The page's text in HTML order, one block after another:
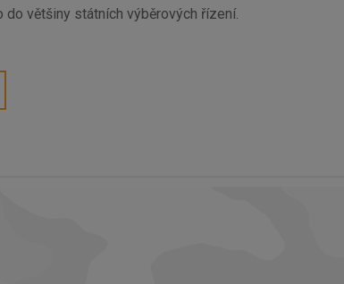
do většiny státních výběrových řízení.